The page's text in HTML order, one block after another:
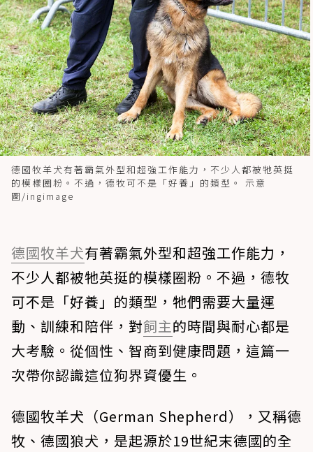
德國牧羊犬有著霸氣外型和超強工作能力，不少人都被牠英挺
的模樣圈粉。不過，德牧可不是「好養」的類型。 示意
圖/ingimage
德國牧羊犬有著霸氣外型和超強工作能力，
不少人都被牠英挺的模樣圈粉。不過，德牧
可不是「好養」的類型，牠們需要大量運
動、訓練和陪伴，對飼主的時間與耐心都是
大考驗。從個性、智商到健康問題，這篇一
次帶你認識這位狗界資優生。
德國牧羊犬（German Shepherd），又稱德
牧、德國狼犬，是起源於19世紀末德國的全